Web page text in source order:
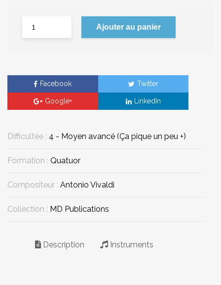
Ajouter au panier
Facebook Twitter
Google+ LinkedIn
Difficultée : 4 - Moyen avancé (Ça pique un peu +)
Formation : Quatuor
Compositeur : Antonio Vivaldi
Collection : MD Publications
Description Instruments